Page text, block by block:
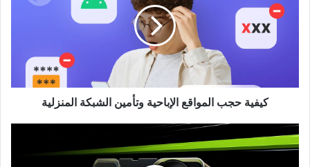
الإباحية
الشبكة
كيفية حجب المواقع الإباحية وتأمين الشبكة المنزلية
NVIDIA
تُحدث